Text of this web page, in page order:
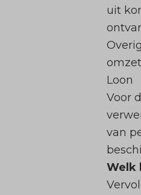
uit
Loon
Voor
van
Welk